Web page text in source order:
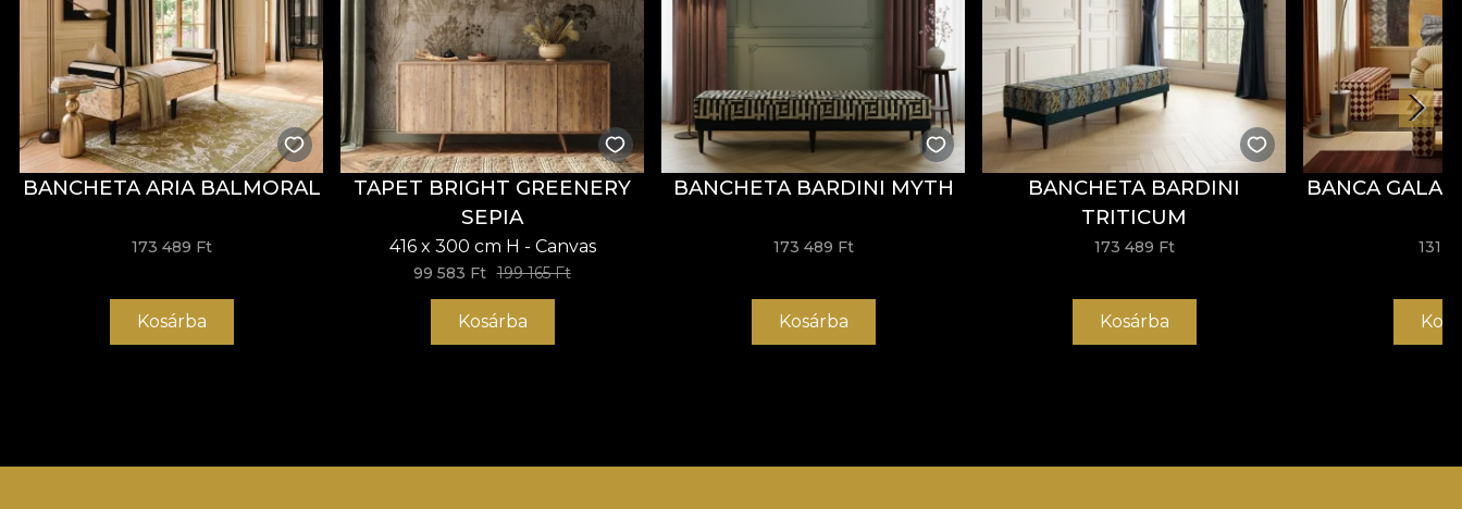
BANCHETA ARIA BALMORAL
173 489 Ft
Kosárba
TAPET BRIGHT GREENERY
SEPIA
416 x 300 cm H - Canvas
99 583 Ft 199 165 Ft
Kosárba
BANCHETA BARDINI MYTH
173 489 Ft
Kosárba
BANCHETA BARDINI
TRITICUM
173 489 Ft
Kosárba
BANCA
131